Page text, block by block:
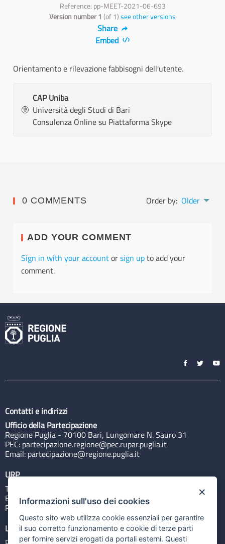
Reference: pp-MEET-2021-06-693
Version number 1 (of 1)see other versions
Share
Embed
Orientamento e rilevazione fabbisogni dell'utente.
CAP Uniba
Università degli Studi di Bari
Consulenza Online su Piattaforma Skype
0 COMMENTS Order by: Older
ADD YOUR COMMENT
Sign in with your accountorsign upto add your
comment.
Contatti e indirizzi
Ufficio della Partecipazione
Regione Puglia - 70100 Bari, Lungomare N. Sauro 31
PEC: partecipazione.regione@pec.rupar.puglia.it
Email: partecipazione@regione.puglia.it
URP
Tel: 800713939
Email:quiregione@regione.puglia.it
Rubrica
Link utili
×
Informazioni sull'uso dei cookies
Questo sito web utilizza cookie essenziali per garantire
il suo corretto funzionamento e cookie di terze parti
per fornire servizi erogati da portali esterni. Questi